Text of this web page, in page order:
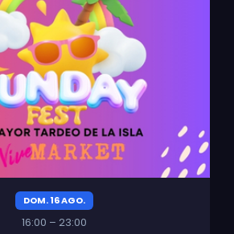
DOM. 16 AGO.
16:00 – 23:00